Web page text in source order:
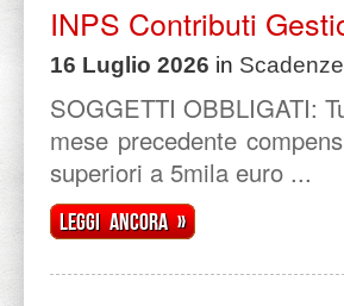
INPS Contributi
16 Luglio 2026 in Scadenze
SOGGETTI OBBLIGATI:
mese precedente
superiori a 5mila euro ...
Leggi ancora »